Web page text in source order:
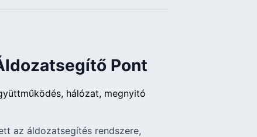
Pont
hálózat megnyitó
az áldozatsegítés rendszere,